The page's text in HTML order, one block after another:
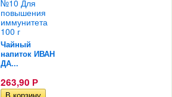
Чайный
напиток ИВАН
ДА...
263,90 Р